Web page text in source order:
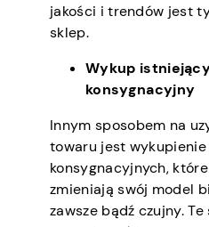
jakości i trendów jest
sklep.
Wykup
konsygnacyjny
Innym sposobem na
towaru jest
konsygnacyjnych,
zmieniają swój model
zawsze bądź czujny.